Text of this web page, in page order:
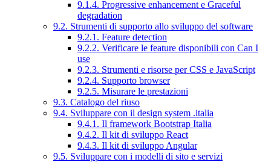
9.1.4. Progressive enhancement e Graceful
degradation
9.2. Strumenti di supporto allo sviluppo del software
9.2.1. Feature detection
9.2.2. Verificare le feature disponibili con Can I
use
9.2.3. Strumenti e risorse per CSS e JavaScript
9.2.4. Supporto browser
9.2.5. Misurare le prestazioni
9.3. Catalogo del riuso
9.4. Sviluppare con il design system .italia
9.4.1. Il framework Bootstrap Italia
9.4.2. Il kit di sviluppo React
9.4.3. Il kit di sviluppo Angular
9.5. Sviluppare con i modelli di sito e servizi